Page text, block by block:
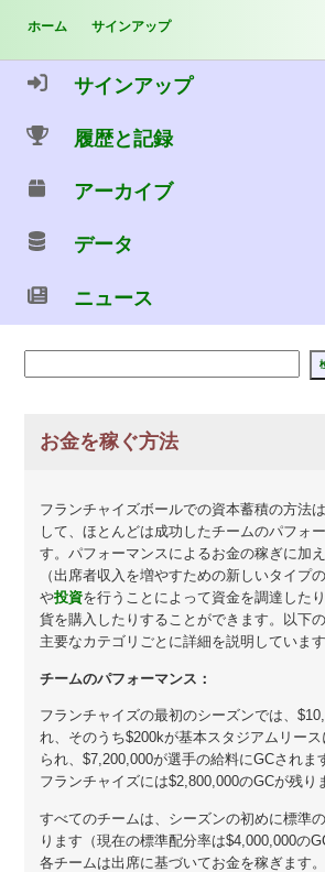
ホーム サインアップ
サインアップ
履歴と記録
アーカイブ
データ
ニュース
お金を稼ぐ方法
フランチャイズボールでの資本蓄積の方法
して、ほとんどは成功したチームのパフォ
す。パフォーマンスによるお金の稼ぎに加
（出席者収入を増やすための新しいタイプ
や投資を行うことによって資金を調達した
貨を購入したりすることができます。以下
主要なカテゴリごとに詳細を説明しています
チームのパフォーマンス：
フランチャイズの最初のシーズンでは、
れ、そのうち$200kが基本スタジアムリー
られ、$7,200,000が選手の給料にGCされま
フランチャイズには$2,800,000のGCが残り
すべてのチームは、シーズンの初めに標準
ります（現在の標準配分率は$4,000,000の
各チームは出席に基づいてお金を稼ぎます